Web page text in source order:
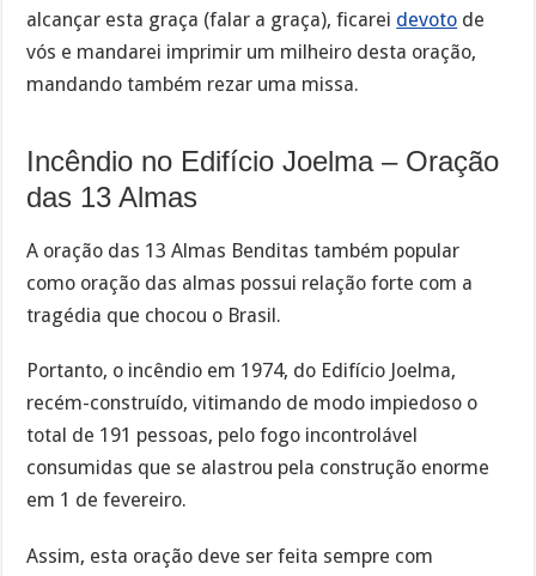
alcançar esta graça (falar a graça), ficarei devoto de
vós e mandarei imprimir um milheiro desta oração,
mandando também rezar uma missa.
Incêndio no Edifício Joelma – Oração
das 13 Almas
A oração das 13 Almas Benditas também popular
como oração das almas possui relação forte com a
tragédia que chocou o Brasil.
Portanto, o incêndio em 1974, do Edifício Joelma,
recém-construído, vitimando de modo impiedoso o
total de 191 pessoas, pelo fogo incontrolável
consumidas que se alastrou pela construção enorme
em 1 de fevereiro.
Assim, esta oração deve ser feita sempre com